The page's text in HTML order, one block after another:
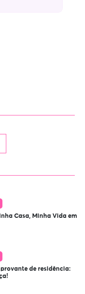
Casa, Minha Vida em
de residência: